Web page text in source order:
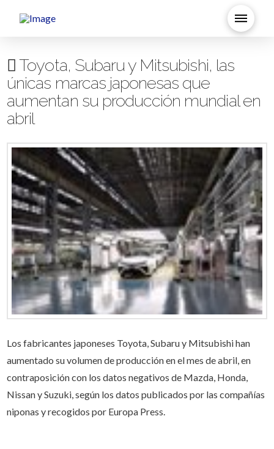
Toyota, Subaru y Mitsubishi, las
únicas marcas japonesas que
aumentan su producción mundial en
abril
Los fabricantes japoneses Toyota, Subaru y Mitsubishi han
aumentado su volumen de producción en el mes de abril, en
contraposición con los datos negativos de Mazda, Honda,
Nissan y Suzuki, según los datos publicados por las compañías
niponas y recogidos por Europa Press.